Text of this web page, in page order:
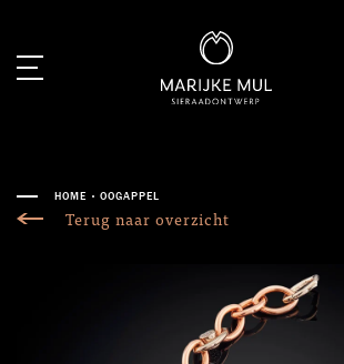
HOME OOGAPPEL
Terug naar overzicht